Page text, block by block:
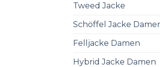
Tweed Jacke
Schöffel Jacke
Felljacke Damen
Hybrid Jacke Damen